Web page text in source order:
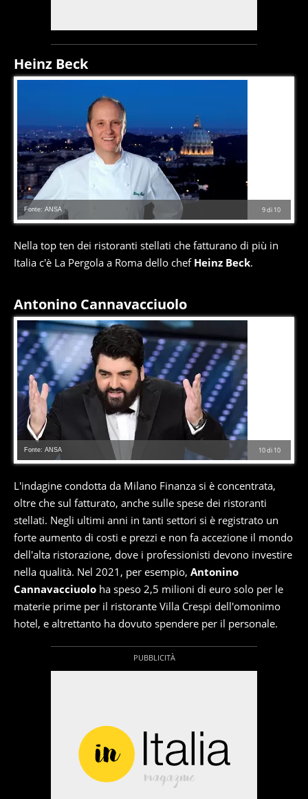
Heinz Beck
9di 10
Fonte: ANSA
Nella top ten dei ristoranti stellati che fatturano di più in
Italia c'è La Pergola a Roma dello chef Heinz Beck.
Antonino Cannavacciuolo
10di 10
Fonte: ANSA
L'indagine condotta da Milano Finanza si è concentrata,
oltre che sul fatturato, anche sulle spese dei ristoranti
stellati. Negli ultimi anni in tanti settori si è registrato un
forte aumento di costi e prezzi e non fa accezione il mondo
dell'alta ristorazione, dove i professionisti devono investire
nella qualità. Nel 2021, per esempio, Antonino
Cannavacciuolo ha speso 2,5 milioni di euro solo per le
materie prime per il ristorante Villa Crespi dell'omonimo
hotel, e altrettanto ha dovuto spendere per il personale.